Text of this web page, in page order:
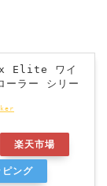
Elite ワイ
ーラー シリー
楽天市場
ング